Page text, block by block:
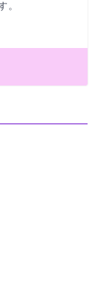
。